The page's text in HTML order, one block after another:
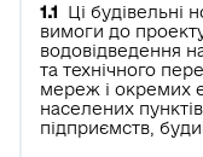
1.1
Ці будівельні
вимоги до
водовідведення
та технічного
мереж і окремих
населених
підприємств,